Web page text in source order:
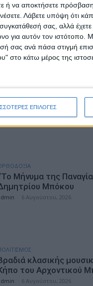
ή να αποκτήσετε πρόσβαση
Λάβετε υπόψη ότι
συγκατάθεσή σας, αλλά
για αυτόν τον ιστότοπο.
σας ανά πάσα στιγμή
στο κάτω μέρος της
ΕΠΙΛΟΓΕΣ
– ΠΟΛΥΤΕΚΝΩΝ –
- Advertisement -
Μήνυμα της
Μπόκου
6 Αυγούστου, 2026
κλασικής
του Αρχοντικού
6 Αυγούστου, 2026